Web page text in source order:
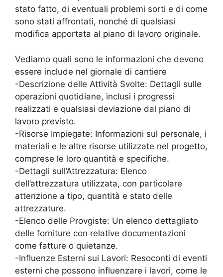
stato fatto, di eventuali problemi sorti e di come
sono stati affrontati, nonché di qualsiasi
modifica apportata al piano di lavoro originale.
Vediamo quali sono le informazioni che devono
essere include nel giornale di cantiere
-Descrizione delle Attività Svolte: Dettagli sulle
operazioni quotidiane, inclusi i progressi
realizzati e qualsiasi deviazione dal piano di
lavoro previsto.
-Risorse Impiegate: Informazioni sul personale, i
materiali e le altre risorse utilizzate nel progetto,
comprese le loro quantità e specifiche.
-Dettagli sull’Attrezzatura: Elenco
dell’attrezzatura utilizzata, con particolare
attenzione a tipo, quantità e stato delle
attrezzature.
-Elenco delle Provgiste: Un elenco dettagliato
delle forniture con relative documentazioni
come fatture o quietanze.
-Influenze Esterni sui Lavori: Resoconti di eventi
esterni che possono influenzare i lavori, come le